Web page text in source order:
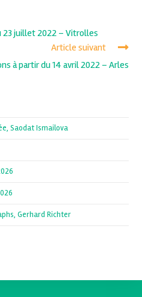
23 juillet 2022 – Vitrolles
Article suivant
à partir du 14 avril 2022 – Arles
Saodat Ismailova
Gerhard Richter